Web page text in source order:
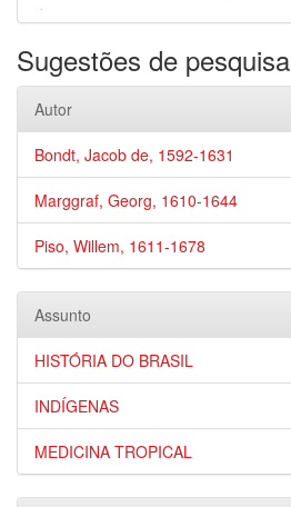
Sugestões de pesquisa
Autor
Bondt, Jacob de, 1592-1631
Marggraf, Georg, 1610-1644
Piso, Willem, 1611-1678
Assunto
HISTÓRIA DO BRASIL
INDÍGENAS
MEDICINA TROPICAL